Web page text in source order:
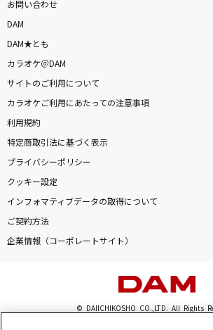
お問い合わせ
DAM
DAM★とも
カラオケ＠DAM
サイトのご利用について
カラオケご利用にあたっての注意事項
利用規約
特定商取引法に基づく表示
プライバシーポリシー
クッキー設定
インフォマティブデータの取得について
ご契約方法
企業情報（コーポレートサイト）
© DAIICHIKOSHO CO.,LTD. All Rights